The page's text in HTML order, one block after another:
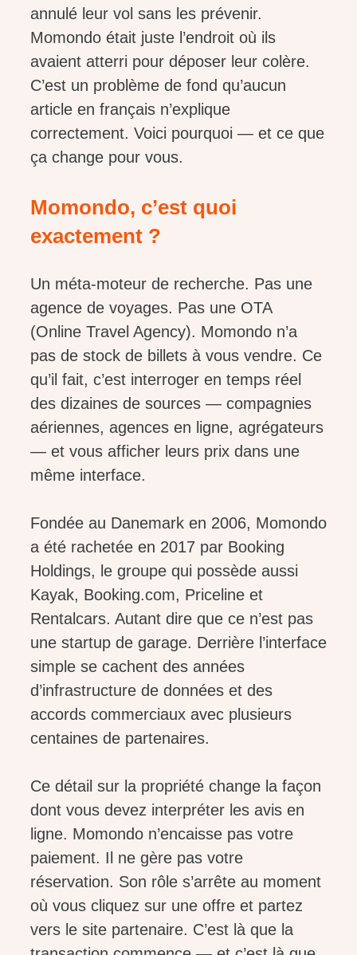
annulé leur vol sans les prévenir.
Momondo était juste l’endroit où ils
avaient atterri pour déposer leur colère.
C’est un problème de fond qu’aucun
article en français n’explique
correctement. Voici pourquoi — et ce que
ça change pour vous.
Momondo, c’est quoi
exactement ?
Un méta-moteur de recherche. Pas une
agence de voyages. Pas une OTA
(Online Travel Agency). Momondo n’a
pas de stock de billets à vous vendre. Ce
qu’il fait, c’est interroger en temps réel
des dizaines de sources — compagnies
aériennes, agences en ligne, agrégateurs
— et vous afficher leurs prix dans une
même interface.
Fondée au Danemark en 2006, Momondo
a été rachetée en 2017 par Booking
Holdings, le groupe qui possède aussi
Kayak, Booking.com, Priceline et
Rentalcars. Autant dire que ce n’est pas
une startup de garage. Derrière l’interface
simple se cachent des années
d’infrastructure de données et des
accords commerciaux avec plusieurs
centaines de partenaires.
Ce détail sur la propriété change la façon
dont vous devez interpréter les avis en
ligne. Momondo n’encaisse pas votre
paiement. Il ne gère pas votre
réservation. Son rôle s’arrête au moment
où vous cliquez sur une offre et partez
vers le site partenaire. C’est là que la